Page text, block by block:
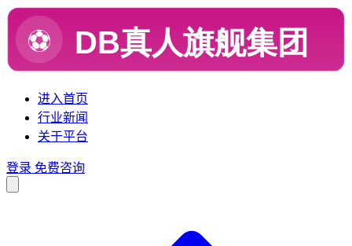
进入首页
行业新闻
关于平台
登录 免费咨询